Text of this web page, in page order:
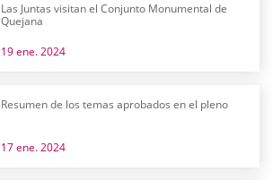
Las Juntas visitan el Conjunto Monumental de
Quejana
19 ene. 2024
Resumen de los temas aprobados en el pleno
17 ene. 2024